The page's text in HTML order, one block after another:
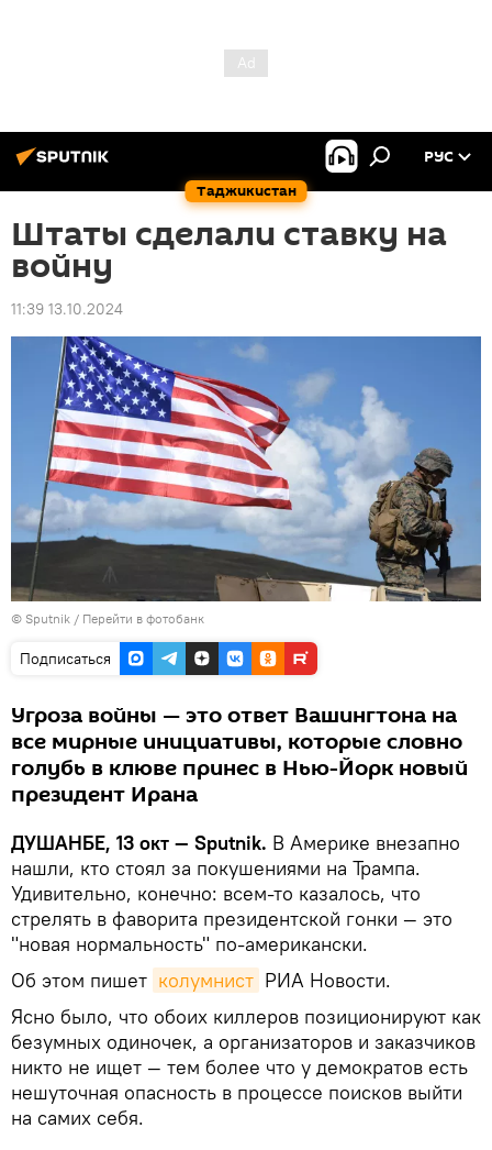
Таджикистан
РУС
Штаты сделали ставку на
войну
11:39 13.10.2024
© Sputnik / Перейти в фотобанк
Подписаться
Угроза войны — это ответ Вашингтона на
все мирные инициативы, которые словно
голубь в клюве принес в Нью-Йорк новый
президент Ирана
ДУШАНБЕ, 13 окт — Sputnik. В Америке внезапно
нашли, кто стоял за покушениями на Трампа.
Удивительно, конечно: всем-то казалось, что
стрелять в фаворита президентской гонки — это
"новая нормальность" по-американски.
Об этом пишет колумнист РИА Новости.
Ясно было, что обоих киллеров позиционируют как
безумных одиночек, а организаторов и заказчиков
никто не ищет — тем более что у демократов есть
нешуточная опасность в процессе поисков выйти
на самих себя.